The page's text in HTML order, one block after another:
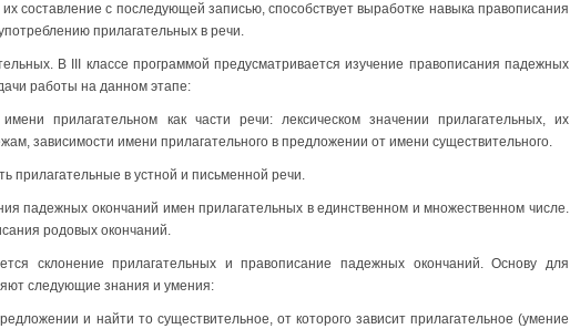
составление с последующей записью, способствует выработке навыка правописания
прилагательных в речи.
В III классе программой предусматривается изучение правопи­сания падежных
работы на данном этапе:
прилагательном как части речи: лексическом значении прилагательных, их
зависи­мости имени прилагательного в предложении от имени существительного.
прилагательные в устной и письменной речи.
падежных оконча­ний имен прилагательных в единственном и множест­венном числе.
родовых окончаний.
склонение прилагательных и правописание падежных окончаний. Ос­нову для
следующие знания и умения:
и найти то существительное, от которого зависит прилага­тельное (умение